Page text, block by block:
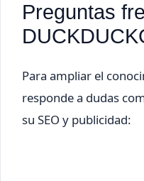
Preguntas
Para ampliar el
responde a dudas
su SEO y publicidad: